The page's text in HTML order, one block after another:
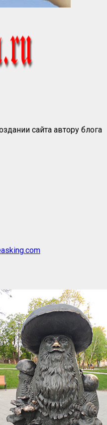
сайта автору блога